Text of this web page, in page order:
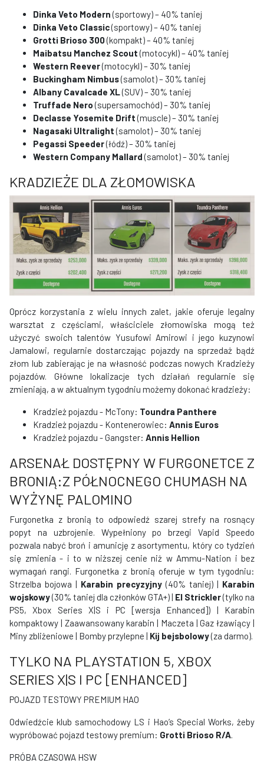
Dinka Veto Modern(sportowy) – 40% taniej
Dinka Veto Classic(sportowy) – 40% taniej
Grotti Brioso 300(kompakt) – 40% taniej
Maibatsu Manchez Scout(motocykl) – 40% taniej
Western Reever(motocykl) – 30% taniej
Buckingham Nimbus(samolot) – 30% taniej
Albany Cavalcade XL(SUV) – 30% taniej
Truffade Nero(supersamochód) – 30% taniej
Declasse Yosemite Drift(muscle) – 30% taniej
Nagasaki Ultralight(samolot) – 30% taniej
Pegassi Speeder(łódź) – 30% taniej
Western Company Mallard(samolot) – 30% taniej
KRADZIEŻE DLA ZŁOMOWISKA
Oprócz korzystania z wielu innych zalet, jakie oferuje legalny
warsztat z częściami, właściciele złomowiska mogą też
użyczyć swoich talentów Yusufowi Amirowi i jego kuzynowi
Jamalowi, regularnie dostarczając pojazdy na sprzedaż bądź
złom lub zabierając je na własność podczas nowych Kradzieży
pojazdów. Główne lokalizacje tych działań regularnie się
zmieniają, a w aktualnym tygodniu możemy dokonać kradzieży:
Kradzież pojazdu - McTony: Toundra Panthere
Kradzież pojazdu - Kontenerowiec: Annis Euros
Kradzież pojazdu - Gangster: Annis Hellion
ARSENAŁ DOSTĘPNY W FURGONETCE Z
BRONIĄ:Z PÓŁNOCNEGO CHUMASH NA
WYŻYNĘ PALOMINO
Furgonetka z bronią to odpowiedź szarej strefy na rosnący
popyt na uzbrojenie. Wypełniony po brzegi Vapid Speedo
pozwala nabyć broń i amunicję z asortymentu, który co tydzień
się zmienia - i to w niższej cenie niż w Ammu-Nation i bez
wymagań rangi. Furgonetka z bronią oferuje w tym tygodniu:
Strzelba bojowa | Karabin precyzyjny (40% taniej) | Karabin
wojskowy(30% taniej dla członków GTA+) | El Strickler(tylko na
PS5, Xbox Series X|S i PC [wersja Enhanced]) | Karabin
kompaktowy | Zaawansowany karabin | Maczeta | Gaz łzawiący |
Miny zbliżeniowe | Bomby przylepne | Kij bejsbolowy(za darmo).
TYLKO NA PLAYSTATION 5, XBOX
SERIES X|S I PC [ENHANCED]
POJAZD TESTOWY PREMIUM HAO
Odwiedźcie klub samochodowy LS i Hao’s Special Works, żeby
wypróbować pojazd testowy premium: Grotti Brioso R/A.
PRÓBA CZASOWA HSW